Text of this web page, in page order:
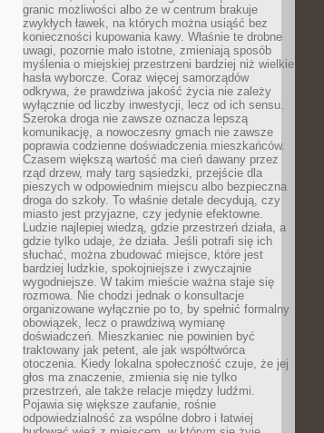
granic możliwości albo że w centrum brakuje
zwykłych ławek, na których można usiąść bez
konieczności kupowania kawy. Właśnie te drobne
uwagi, pozornie mało istotne, zmieniają sposób
myślenia o miejskiej przestrzeni bardziej niż wielkie
hasła wyborcze. Coraz więcej samorządów
odkrywa, że prawdziwa jakość życia nie zależy
wyłącznie od liczby inwestycji, lecz od ich sensu.
Szeroka droga nie zawsze oznacza lepszą
komunikację, a nowoczesny gmach nie zawsze
poprawia codzienne doświadczenia mieszkańców.
Czasem większą wartość ma cień dawany przez
rząd drzew, mały targ sąsiedzki, przejście dla
pieszych w odpowiednim miejscu albo bezpieczna
droga do szkoły. To właśnie detale decydują, czy
miasto jest przyjazne, czy jedynie efektowne.
Ludzie najlepiej wiedzą, gdzie przestrzeń działa, a
gdzie tylko udaje, że działa. Jeśli potrafi się ich
słuchać, można zbudować miejsce, które jest
bardziej ludzkie, spokojniejsze i zwyczajnie
wygodniejsze. W takim mieście ważna staje się
rozmowa. Nie chodzi jednak o konsultacje
organizowane wyłącznie po to, by spełnić formalny
obowiązek, lecz o prawdziwą wymianę
doświadczeń. Mieszkaniec nie powinien być
traktowany jak petent, ale jak współtwórca
otoczenia. Kiedy lokalna społeczność czuje, że jej
głos ma znaczenie, zmienia się nie tylko
przestrzeń, ale także relacje między ludźmi.
Pojawia się większe zaufanie, rośnie
odpowiedzialność za wspólne dobro i łatwiej